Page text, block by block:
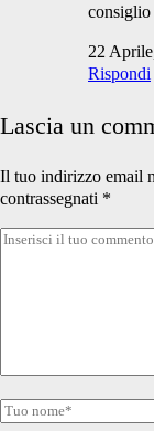
consiglio
22
Rispondi
Lascia un
Il tuo indirizzo email
contrassegnati *
Tuo
Tuo